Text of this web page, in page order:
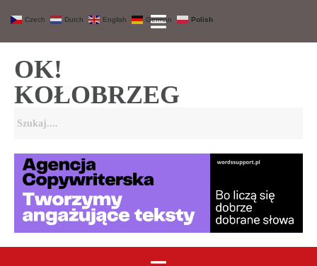
OK!
KOŁOBRZEG
Czech Dutch English German Polish